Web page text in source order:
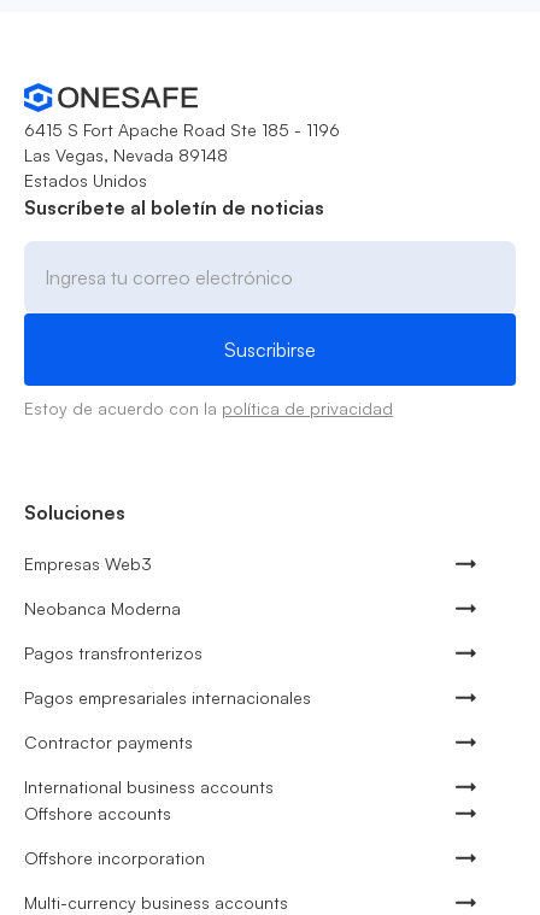
6415 S Fort Apache Road Ste 185 - 1196
Las Vegas, Nevada 89148
Estados Unidos
Suscríbete al boletín de noticias
Estoy de acuerdo con la política de privacidad
Soluciones
Empresas Web3
Neobanca Moderna
Pagos transfronterizos
Pagos empresariales internacionales
Contractor payments
International business accounts
Offshore accounts
Offshore incorporation
Multi-currency business accounts